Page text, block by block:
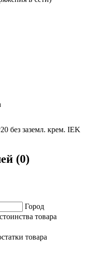
без заземл. крем. IEK
(0)
Город
товара
товара